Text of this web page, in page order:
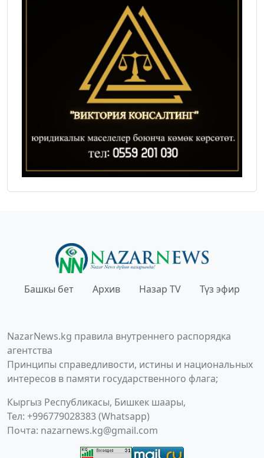
Башкы бет Архив Назар TV Түз эфир
NazarNews.kg правила внутреннего распорядка
агентства
Принципы справедливости, истины и национальных
интересов в памяти государственного флага;
Кыргыз Республикасы, Бишкек шаары,
Тел: +996779028383 (Whatsapp)
Почта: nazarnews.kg@gmail.com